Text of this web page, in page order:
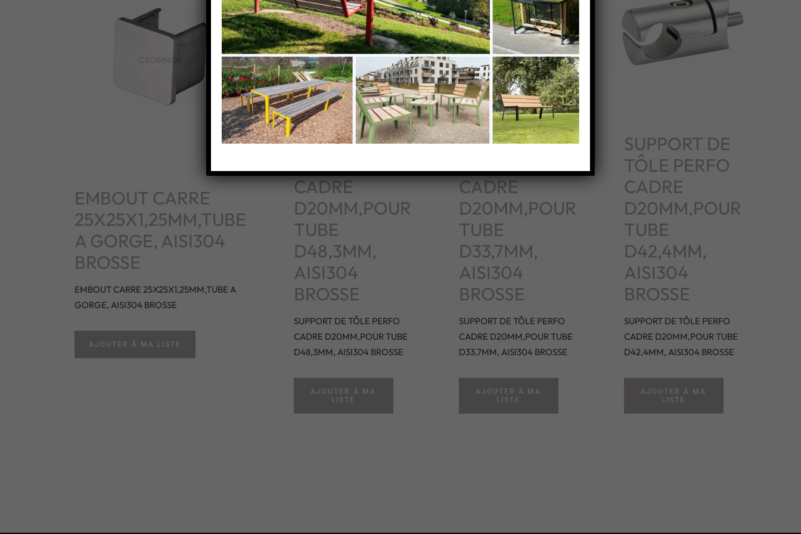
EMBOUT CARRE
25X25X1,25MM,TUBE
A GORGE, AISI304
BROSSE
EMBOUT CARRE 25X25X1,25MM,TUBE A
GORGE, AISI304 BROSSE
AJOUTER À MA LISTE
SUPPORT DE
TÔLE PERFO
CADRE
D20MM,POUR
TUBE
D48,3MM,
AISI304
BROSSE
SUPPORT DE TÔLE PERFO
CADRE D20MM,POUR TUBE
D48,3MM, AISI304 BROSSE
AJOUTER À MA
LISTE
SUPPORT DE
TÔLE PERFO
CADRE
D20MM,POUR
TUBE
D33,7MM,
AISI304
BROSSE
SUPPORT DE TÔLE PERFO
CADRE D20MM,POUR TUBE
D33,7MM, AISI304 BROSSE
AJOUTER À MA
LISTE
SUPPORT DE
TÔLE PERFO
CADRE
D20MM,POUR
TUBE
D42,4MM,
AISI304
BROSSE
SUPPORT DE TÔLE PERFO
CADRE D20MM,POUR TUBE
D42,4MM, AISI304 BROSSE
AJOUTER À MA
LISTE